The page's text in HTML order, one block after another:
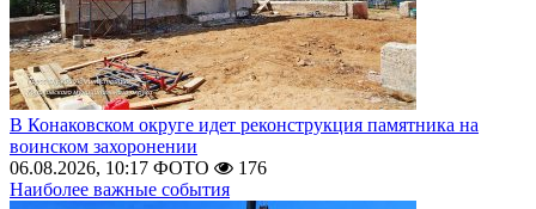
В Конаковском округе идет реконструкция памятника на
воинском захоронении
06.08.2026, 10:17 ФОТО
176
Наиболее важные события